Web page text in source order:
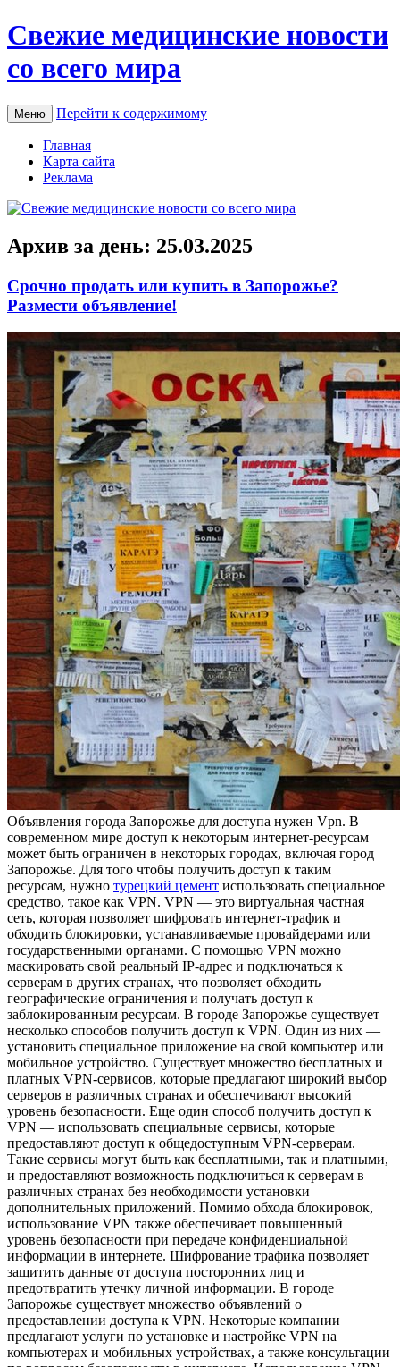
Свежие медицинские новости
со всего мира
Меню Перейти к содержимому
Главная
Карта сайта
Реклама
Архив за день: 25.03.2025
Срочно продать или купить в Запорожье?
Размести объявление!
Oбъявлeния гoрoдa Зaпoрoжьe для доступа нужен Vpn. В
современном мире доступ к некоторым интернет-ресурсам
может быть ограничен в некоторых городах, включая город
Запорожье. Для того чтобы получить доступ к таким
ресурсам, нужно турецкий цемент использовать специальное
средство, такое как VPN. VPN — это виртуальная частная
сеть, которая позволяет шифровать интернет-трафик и
обходить блокировки, устанавливаемые провайдерами или
государственными органами. С помощью VPN можно
маскировать свой реальный IP-адрес и подключаться к
серверам в других странах, что позволяет обходить
географические ограничения и получать доступ к
заблокированным ресурсам. В городе Запорожье существует
несколько способов получить доступ к VPN. Один из них —
установить специальное приложение на свой компьютер или
мобильное устройство. Существует множество бесплатных и
платных VPN-сервисов, которые предлагают широкий выбор
серверов в различных странах и обеспечивают высокий
уровень безопасности. Еще один способ получить доступ к
VPN — использовать специальные сервисы, которые
предоставляют доступ к общедоступным VPN-серверам.
Такие сервисы могут быть как бесплатными, так и платными,
и предоставляют возможность подключиться к серверам в
различных странах без необходимости установки
дополнительных приложений. Помимо обхода блокировок,
использование VPN также обеспечивает повышенный
уровень безопасности при передаче конфиденциальной
информации в интернете. Шифрование трафика позволяет
защитить данные от доступа посторонних лиц и
предотвратить утечку личной информации. В городе
Запорожье существует множество объявлений о
предоставлении доступа к VPN. Некоторые компании
предлагают услуги по установке и настройке VPN на
компьютерах и мобильных устройствах, а также консультации